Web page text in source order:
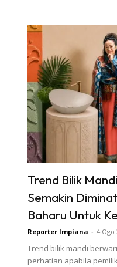
Trend Bilik
Semakin
Baharu Untuk
Reporter Impiana - 4 Ogo
Trend bilik mandi
perhatian apabila